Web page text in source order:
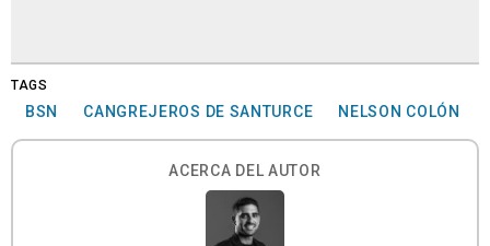
TAGS
BSN CANGREJEROS DE SANTURCE NELSON COLÓN
ACERCA DEL AUTOR